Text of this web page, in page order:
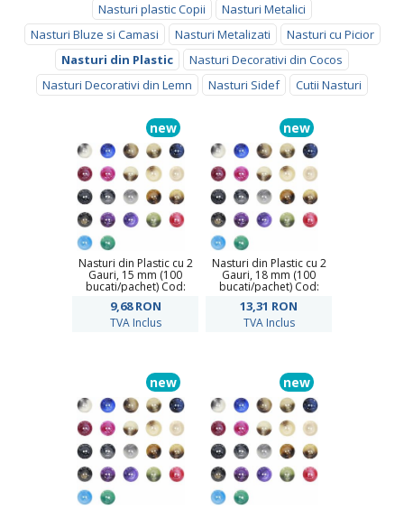
Nasturi plastic Copii
Nasturi Metalici
Nasturi Bluze si Camasi
Nasturi Metalizati
Nasturi cu Picior
Nasturi din Plastic
Nasturi Decorativi din Cocos
Nasturi Decorativi din Lemn
Nasturi Sidef Cutii Nasturi
new
Nasturi din Plastic cu 2
Gauri, 15 mm (100
bucati/pachet) Cod:
9,68RON
TVA Inclus
new
Nasturi din Plastic cu 2
Gauri, 18 mm (100
bucati/pachet) Cod:
13,31 RON
TVA Inclus
new new